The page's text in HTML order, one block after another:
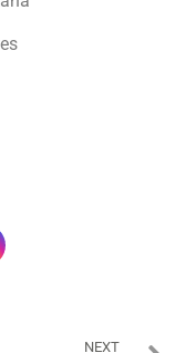
NEXT